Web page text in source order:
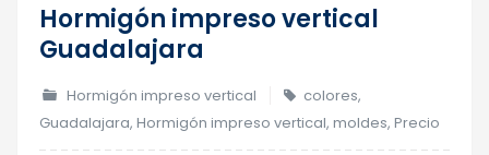
Hormigón impreso vertical
Guadalajara
Hormigón impreso vertical colores,
Guadalajara, Hormigón impreso vertical, moldes, Precio